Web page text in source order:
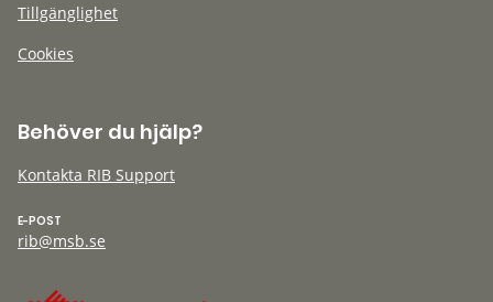
Tillgänglighet
Cookies
Behöver du hjälp?
Kontakta RIB Support
E-POST
rib@msb.se